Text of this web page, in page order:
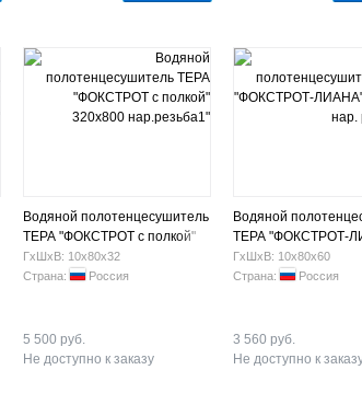
Водяной полотенцесушитель
ТЕРА "ФОКСТРОТ с полкой"
320х800 нар.резьба1"
ГхШхВ: 10х80х32
Страна:
Россия
5 500 руб.
Не доступно к заказу
Водяной
ТЕРА "ФОКСТРОТ-
600х800 нар. резьба
ГхШхВ: 10х80х60
Страна:
Россия
3 560 руб.
Не доступно к